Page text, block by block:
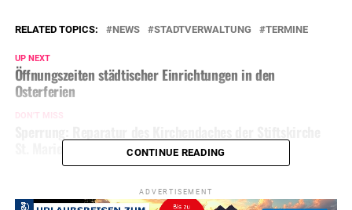
RELATED TOPICS: NEWS STADTVERWALTUNG TERMINE
UP NEXT
Öffnungszeiten städtischer Einrichtungen in den
Osterferien
DON'T MISS
St. Marien
CONTINUE READING
ADVERTISEMENT